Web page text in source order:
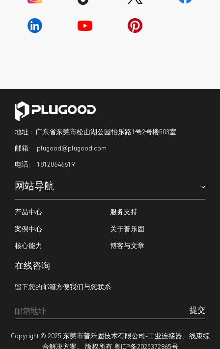
地址：广东省东莞市松山湖公园怡乐路1号2号楼503室
plugood@plugood.com
18128646619
网站导航
产品中心 服务支持
案例中心 关于普乐固
核心能力 博客与文章
在线咨询
留下您的邮箱方便我们与您联系
提交
Copyright © 2025 东莞市普乐固技术有限公司-工业连接器、线束综
粤ICP备2025372865号